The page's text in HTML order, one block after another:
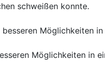
schweißen konnte.
Möglichkeiten in